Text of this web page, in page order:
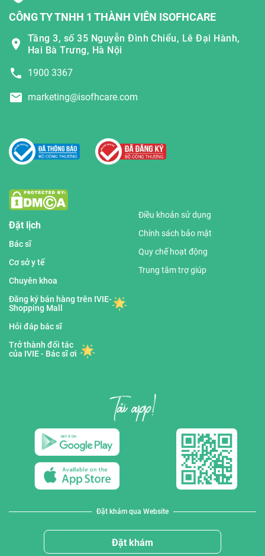
CÔNG TY TNHH 1 THÀNH VIÊN ISOFHCARE
Tầng 3, số 35 Nguyễn Đình Chiểu, Lê Đại Hành,
Hai Bà Trưng, Hà Nội
1900 3367
marketing@isofhcare.com
Đặt lịch
Bác sĩ
Cơ sở y tế
Chuyên khoa
Đăng ký bán hàng trên IVIE-
Shopping Mall
Hỏi đáp bác sĩ
Trở thành đối tác
của IVIE - Bác sĩ ơi
Điều khoản sử dụng
Chính sách bảo mật
Quy chế hoạt động
Trung tâm trợ giúp
Đặt khám qua Website
Đặt khám